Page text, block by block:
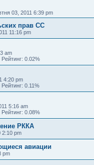
03, 2011 6:39 pm
прав СС
11:16 pm
am
Рейтинг: 0.02%
4:20 pm
Рейтинг: 0.11%
5:16 am
Рейтинг: 0.08%
РККА
2:10 pm
авиации
pm